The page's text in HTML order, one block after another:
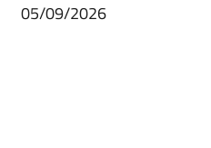
05/09/2026